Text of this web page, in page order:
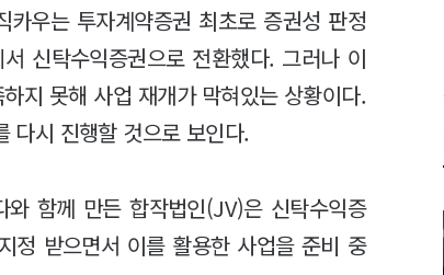
우는 투자계약증권 최초로 증권성 판정
신탁수익증권으로 전환했다. 그러나 이
지 못해 사업 재개가 막혀있는 상황이다.
다시 진행할 것으로 보인다.
함께 만든 합작법인(JV)은 신탁수익증
정 받으면서 이를 활용한 사업을 준비 중